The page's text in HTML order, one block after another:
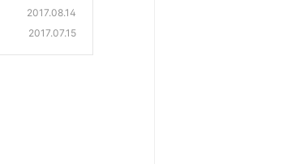
2017.08.14
2017.07.15